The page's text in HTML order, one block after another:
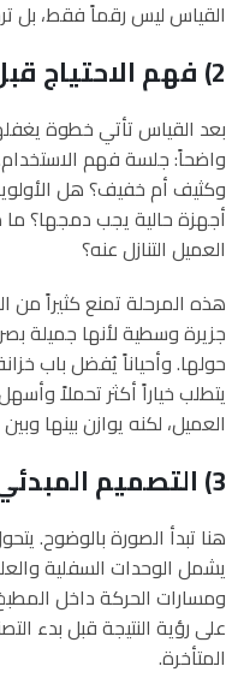
القياس ليس رقماً فقط، بل
2) فهم الاحتياج قبل رسم التصميم
بعد القياس تأتي خطوة
واضحاً: جلسة فهم
وكثيف أم خفيف؟ هل
أجهزة حالية يجب دمجها؟ ما
العميل التنازل عنه؟
هذه المرحلة تمنع كثيراً من
جزيرة وسطية لأنها جميلة
حولها. وأحياناً يُفضل باب
يتطلب خياراً أكثر تحملاً
العميل، لكنه يوازن بينها
3) التصميم المبدئي والتصور ثلاثي الأبعاد
هنا تبدأ الصورة بالوضوح.
يشمل الوحدات السفلية
ومسارات الحركة داخل
على رؤية النتيجة قبل بدء
المتأخرة.